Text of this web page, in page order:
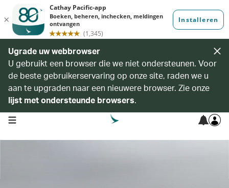
Ugrade uw webbrowser
U gebruikt een browser die we niet ondersteunen. Voor
de beste gebruikerservaring op onze site, raden we u
aan te upgraden naar een nieuwere browser. Zie onze
lijst met ondersteunde browsers.
open navigation menu